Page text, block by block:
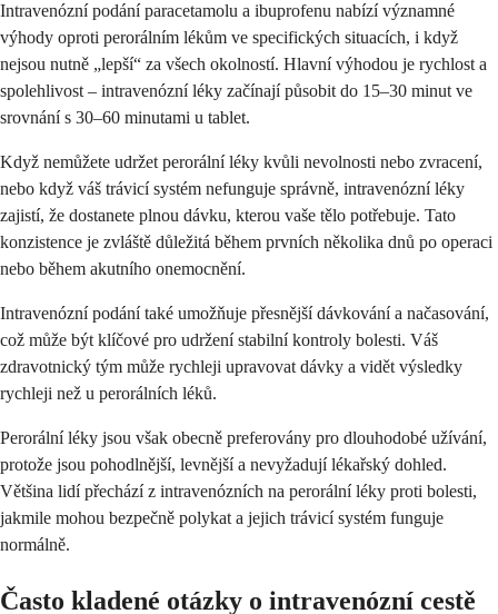
Intravenózní podání paracetamolu a ibuprofenu nabízí významné
výhody oproti perorálním lékům ve specifických situacích, i když
nejsou nutně „lepší“ za všech okolností. Hlavní výhodou je rychlost a
spolehlivost – intravenózní léky začínají působit do 15–30 minut ve
srovnání s 30–60 minutami u tablet.
Když nemůžete udržet perorální léky kvůli nevolnosti nebo zvracení,
nebo když váš trávicí systém nefunguje správně, intravenózní léky
zajistí, že dostanete plnou dávku, kterou vaše tělo potřebuje. Tato
konzistence je zvláště důležitá během prvních několika dnů po operaci
nebo během akutního onemocnění.
Intravenózní podání také umožňuje přesnější dávkování a načasování,
což může být klíčové pro udržení stabilní kontroly bolesti. Váš
zdravotnický tým může rychleji upravovat dávky a vidět výsledky
rychleji než u perorálních léků.
Perorální léky jsou však obecně preferovány pro dlouhodobé užívání,
protože jsou pohodlnější, levnější a nevyžadují lékařský dohled.
Většina lidí přechází z intravenózních na perorální léky proti bolesti,
jakmile mohou bezpečně polykat a jejich trávicí systém funguje
normálně.
Často kladené otázky o intravenózní cestě